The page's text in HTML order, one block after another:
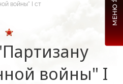
войны" I ст
войны" I
МЕНЮ